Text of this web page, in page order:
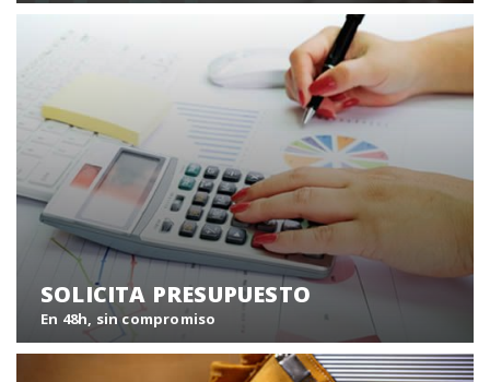
Europreven ofrece una amplia cobertura a todo el
territorio nacional con una red asistencial propia de
más de 70 centros y unidades móviles.
SOLICITA PRESUPUESTO
En 48h, sin compromiso
Solicite su presupuesto SIN COMPROMISO, y en menos
de 48 horas nos pondremos en contacto con usted.